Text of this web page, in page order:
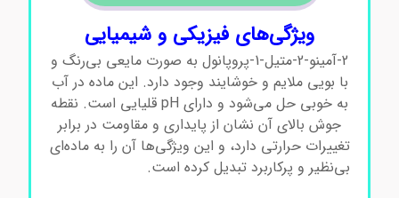
ویژگی‌های فیزیکی و شیمیایی
2-آمینو-2-متیل-1-پروپانول به صورت مایعی بی‌رنگ و
با بویی ملایم و خوشایند وجود دارد. این ماده در آب
به خوبی حل می‌شود و دارای pH قلیایی است. نقطه
جوش بالای آن نشان از پایداری و مقاومت در برابر
تغییرات حرارتی دارد، و این ویژگی‌ها آن را به ماده‌ای
بی‌نظیر و پرکاربرد تبدیل کرده است.